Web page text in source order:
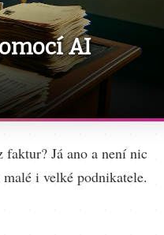
AI
faktur? Já ano a není nic
i velké podnikatele.